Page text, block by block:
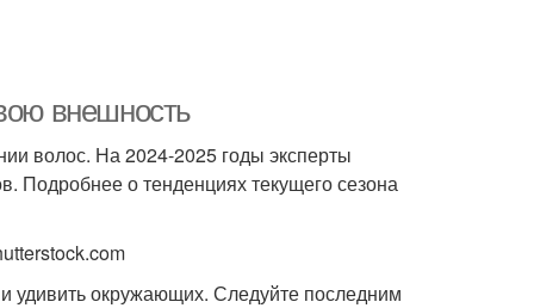
внешность
волос. На 2024-2025 годы эксперты
Подробнее о тенденциях текущего сезона
удивить окружающих. Следуйте последним